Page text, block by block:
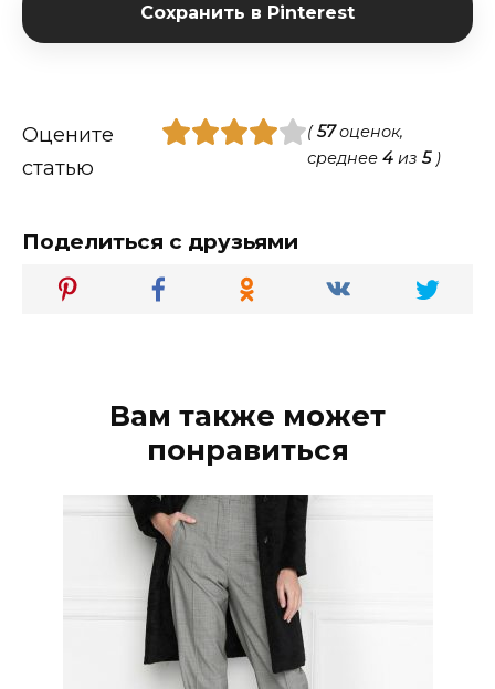
Сохранить в Pinterest
Оцените
статью
(57оценок,
среднее 4из 5)
Поделиться с друзьями
Вам также может
понравиться